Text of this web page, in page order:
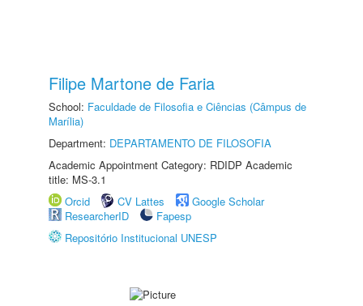
Filipe Martone de Faria
School: Faculdade de Filosofia e Ciências (Câmpus de
Marília)
Department: DEPARTAMENTO DE FILOSOFIA
Academic Appointment Category: RDIDP Academic
title: MS-3.1
Orcid
CV Lattes
Google Scholar
ResearcherID
Fapesp
Repositório Institucional UNESP